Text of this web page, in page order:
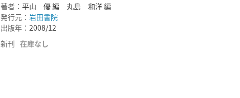
著者： 平山 優 編 丸島 和洋 編
発行元： 岩田書院
出版年： 2008/12
新刊 在庫なし